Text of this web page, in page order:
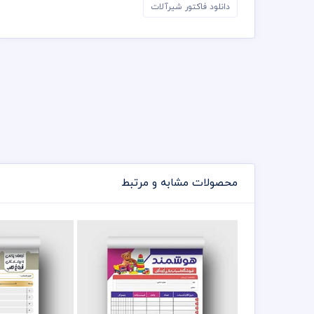
دانلود فاکتور شیرآلات
محصولات مشابه و مرتبط